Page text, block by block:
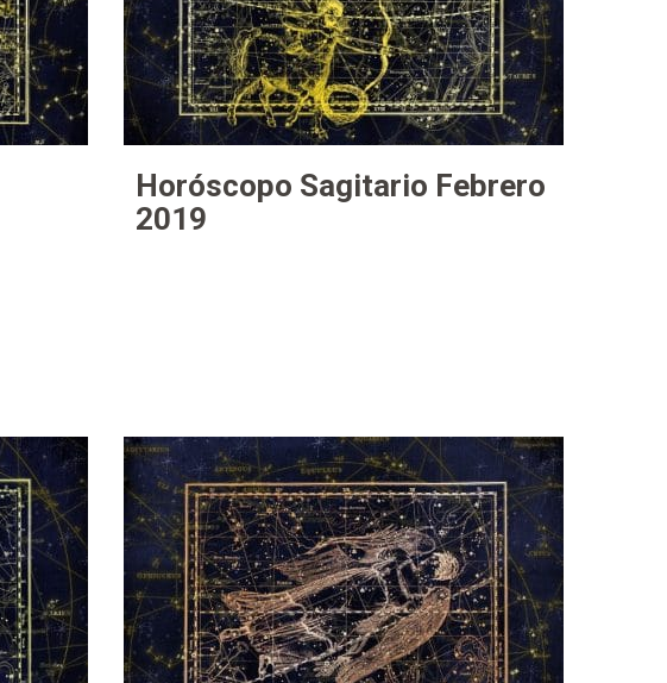
Horóscopo Sagitario Febrero
2019